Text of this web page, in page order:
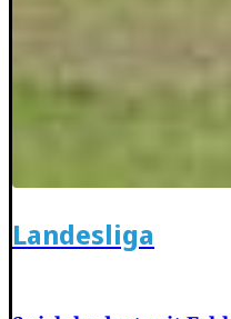
Landesliga